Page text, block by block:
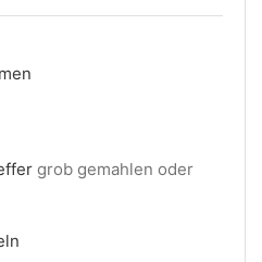
grob gemahlen oder